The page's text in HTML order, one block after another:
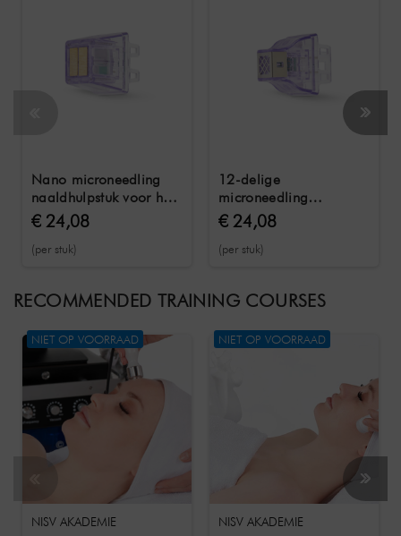
Nano microneedling
naaldhulpstuk voor het
SHR Germany gezicht
en lichaam RF
microneedling
€ 24,08
(per stuk)
12-delige
microneedling
naaldhulpstuk voor het
SHR Germany gezicht
en lichaam RF
€ 24,08
(per stuk)
RECOMMENDED TRAINING COURSES
NIET OP VOORRAAD
NISV AKADEMIE
NIET OP VOORRAAD
NISV AKADEMIE